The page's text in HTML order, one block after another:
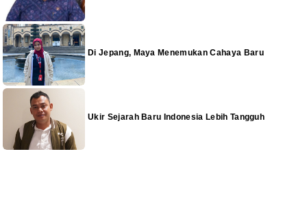
Di Jepang, Maya Menemukan Cahaya Baru
Ukir Sejarah Baru Indonesia Lebih Tangguh